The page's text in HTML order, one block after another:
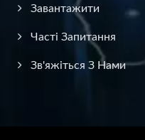
Завантажити
Часті Запитання
Зв'яжіться З Нами